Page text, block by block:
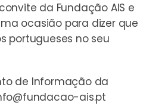
da Fundação AIS e
ocasião para dizer que
portugueses no seu
de Informação da
ais.pt